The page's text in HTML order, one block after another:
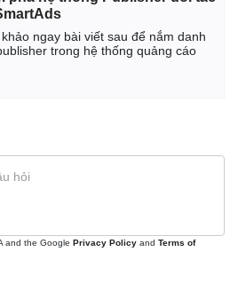
ngay bài viết sau để nắm danh
trong hệ thống quảng cáo
and the Google Privacy Policy and Terms of